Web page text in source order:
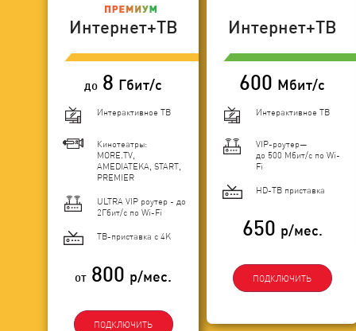
Интернет+ТВ
до 8 Гбит/с
Интерактивное ТВ
Кинотеатры:
MORE.TV,
AMEDIATEKA, START,
PREMIER
ULTRA VIP роутер - до
2Гбит/c по Wi-Fi
ТВ-приставка с 4K
от 800 р/мес.
ПОДКЛЮЧИТЬ
Интернет+ТВ
600 Мбит/с
Интерактивное ТВ
VIP-роутер—
до 500 Мбит/с по Wi-
Fi
HD-ТВ приставка
650 р/мес.
ПОДКЛЮЧИТЬ